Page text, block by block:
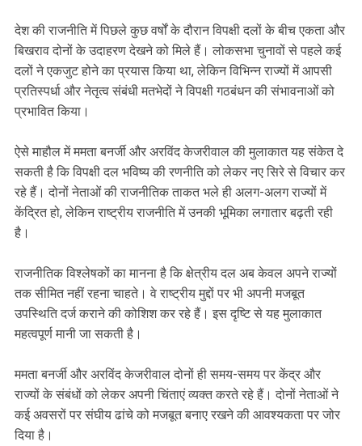
देश की राजनीति में पिछले कुछ वर्षों के दौरान विपक्षी दलों के बीच एकता और
बिखराव दोनों के उदाहरण देखने को मिले हैं। लोकसभा चुनावों से पहले कई
दलों ने एकजुट होने का प्रयास किया था, लेकिन विभिन्न राज्यों में आपसी
प्रतिस्पर्धा और नेतृत्व संबंधी मतभेदों ने विपक्षी गठबंधन की संभावनाओं को
प्रभावित किया।
ऐसे माहौल में ममता बनर्जी और अरविंद केजरीवाल की मुलाकात यह संकेत दे
सकती है कि विपक्षी दल भविष्य की रणनीति को लेकर नए सिरे से विचार कर
रहे हैं। दोनों नेताओं की राजनीतिक ताकत भले ही अलग-अलग राज्यों में
केंद्रित हो, लेकिन राष्ट्रीय राजनीति में उनकी भूमिका लगातार बढ़ती रही
है।
राजनीतिक विश्लेषकों का मानना है कि क्षेत्रीय दल अब केवल अपने राज्यों
तक सीमित नहीं रहना चाहते। वे राष्ट्रीय मुद्दों पर भी अपनी मजबूत
उपस्थिति दर्ज कराने की कोशिश कर रहे हैं। इस दृष्टि से यह मुलाकात
महत्वपूर्ण मानी जा सकती है।
ममता बनर्जी और अरविंद केजरीवाल दोनों ही समय-समय पर केंद्र और
राज्यों के संबंधों को लेकर अपनी चिंताएं व्यक्त करते रहे हैं। दोनों नेताओं ने
कई अवसरों पर संघीय ढांचे को मजबूत बनाए रखने की आवश्यकता पर जोर
दिया है।